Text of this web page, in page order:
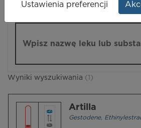
Wyniki wyszukiwania (1)
Artilla
Gestodene,
Ustawienia preferencji